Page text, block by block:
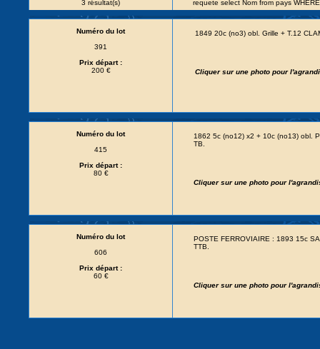
3 résultat(s) requete select Nom from pays
Numéro du lot
391
Prix départ :
200 €
1849 20c (no3) obl. Grille + T.12
Cliquer sur une photo pour
Numéro du lot
415
Prix départ :
80 €
1862 5c (no12) x2 + 10c (no13) obl.
TB.
Cliquer sur une photo pour
Numéro du lot
606
Prix départ :
60 €
POSTE FERROVIAIRE : 1893 15c
TTB.
Cliquer sur une photo pour